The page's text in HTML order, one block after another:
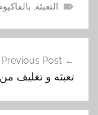
التعبئة,
المقالات
Previous Post
تعبئه و تغليف